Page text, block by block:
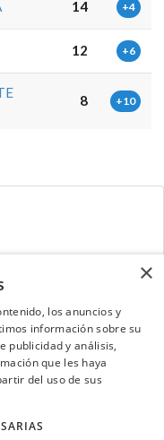
14 +4
12 +6
8 +10
NextCaddy
Contacta
×
los anuncios y
información sobre su
publicidad y análisis,
que les haya
del uso de sus